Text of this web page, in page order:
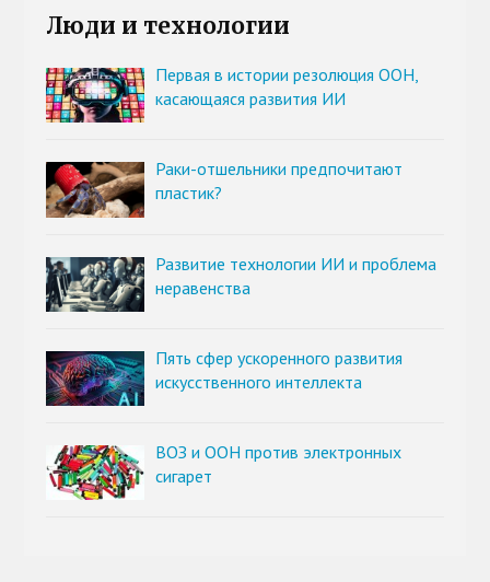
Люди и технологии
Первая в истории резолюция ООН,
касающаяся развития ИИ
Раки-отшельники предпочитают
пластик?
Развитие технологии ИИ и проблема
неравенства
Пять сфер ускоренного развития
искусственного интеллекта
ВОЗ и ООН против электронных
сигарет